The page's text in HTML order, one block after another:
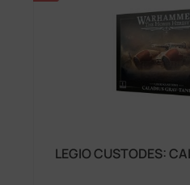
LEGIO CUSTODES: